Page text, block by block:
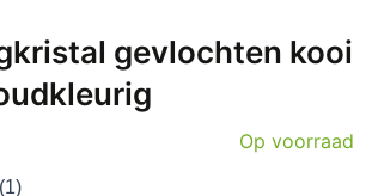
gevlochten kooi
Op voorraad